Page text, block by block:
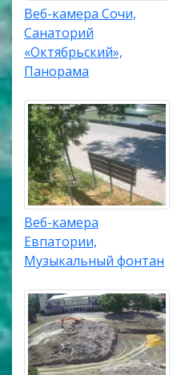
Веб-камера Сочи,
Санаторий
«Октябрьский»,
Панорама
Веб-камера
Евпатории,
Музыкальный фонтан